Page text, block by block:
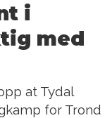
i
med
at Tydal
for Trond